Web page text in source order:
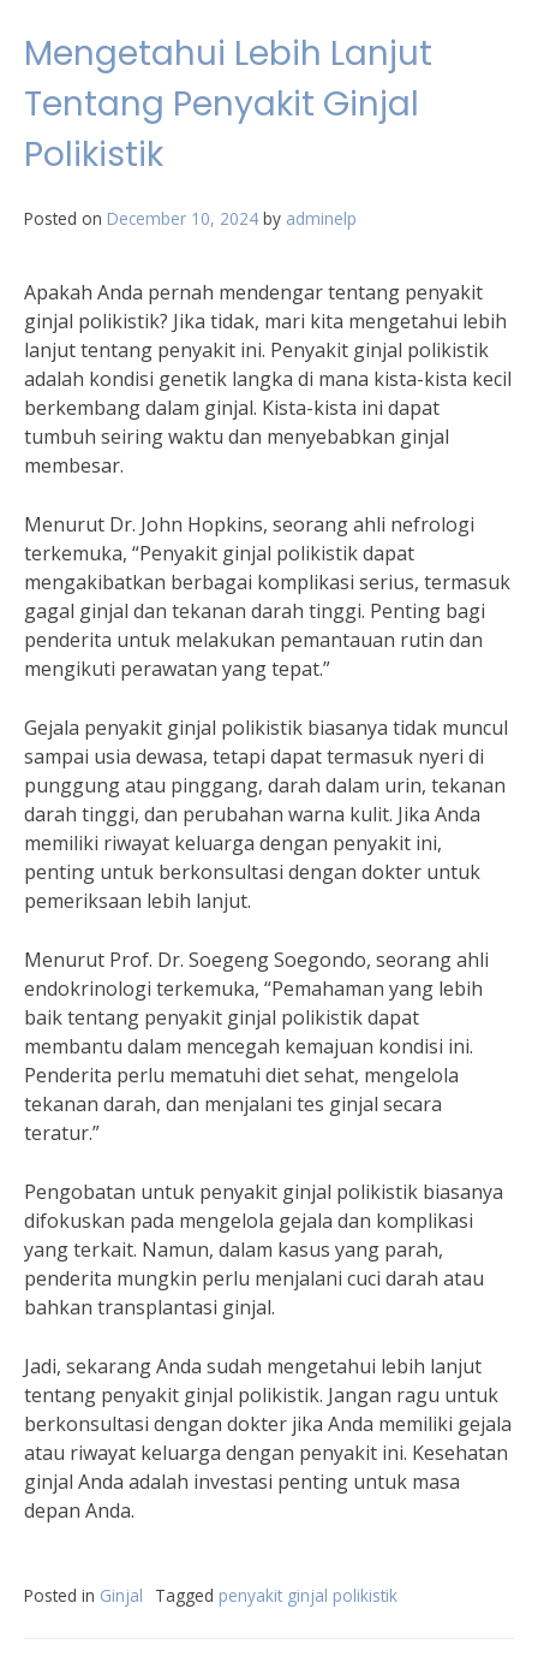
Mengetahui Lebih Lanjut
Tentang Penyakit Ginjal
Polikistik
Posted on December 10, 2024 by adminelp
Apakah Anda pernah mendengar tentang penyakit
ginjal polikistik? Jika tidak, mari kita mengetahui lebih
lanjut tentang penyakit ini. Penyakit ginjal polikistik
adalah kondisi genetik langka di mana kista-kista kecil
berkembang dalam ginjal. Kista-kista ini dapat
tumbuh seiring waktu dan menyebabkan ginjal
membesar.
Menurut Dr. John Hopkins, seorang ahli nefrologi
terkemuka, “Penyakit ginjal polikistik dapat
mengakibatkan berbagai komplikasi serius, termasuk
gagal ginjal dan tekanan darah tinggi. Penting bagi
penderita untuk melakukan pemantauan rutin dan
mengikuti perawatan yang tepat.”
Gejala penyakit ginjal polikistik biasanya tidak muncul
sampai usia dewasa, tetapi dapat termasuk nyeri di
punggung atau pinggang, darah dalam urin, tekanan
darah tinggi, dan perubahan warna kulit. Jika Anda
memiliki riwayat keluarga dengan penyakit ini,
penting untuk berkonsultasi dengan dokter untuk
pemeriksaan lebih lanjut.
Menurut Prof. Dr. Soegeng Soegondo, seorang ahli
endokrinologi terkemuka, “Pemahaman yang lebih
baik tentang penyakit ginjal polikistik dapat
membantu dalam mencegah kemajuan kondisi ini.
Penderita perlu mematuhi diet sehat, mengelola
tekanan darah, dan menjalani tes ginjal secara
teratur.”
Pengobatan untuk penyakit ginjal polikistik biasanya
difokuskan pada mengelola gejala dan komplikasi
yang terkait. Namun, dalam kasus yang parah,
penderita mungkin perlu menjalani cuci darah atau
bahkan transplantasi ginjal.
Jadi, sekarang Anda sudah mengetahui lebih lanjut
tentang penyakit ginjal polikistik. Jangan ragu untuk
berkonsultasi dengan dokter jika Anda memiliki gejala
atau riwayat keluarga dengan penyakit ini. Kesehatan
ginjal Anda adalah investasi penting untuk masa
depan Anda.
Posted in Ginjal Tagged penyakit ginjal polikistik